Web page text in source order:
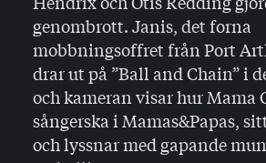
genombrott. Janis, det forna
mobbningsoffret från Port
drar ut på ”Ball and Chain” i
och kameran visar hur Mama
sångerska i Mamas&Papas,
och lyssnar med gapande